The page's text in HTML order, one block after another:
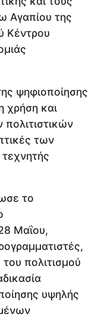
Αγαπίου της
Κέντρου
ψηφιοποίησης
χρήση και
των
το
Μαΐου,
πολιτισμού
υψηλής